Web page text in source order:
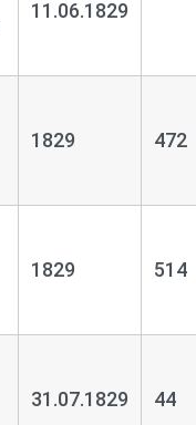
11.06.1829
1829 472
1829 514
31.07.1829 44